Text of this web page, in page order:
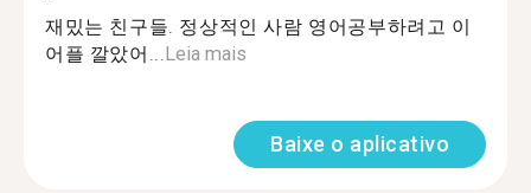
재밌는 친구들. 정상적인 사람 영어공부하려고 이
어플 깔았어...Leia mais
Baixe o aplicativo